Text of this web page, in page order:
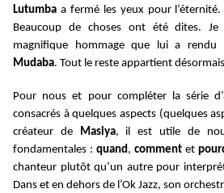
Lutumba a fermé les yeux pour l’éternité.
Beaucoup de choses ont été dites.
magnifique hommage que lui a rendu
Mudaba. Tout le reste appartient
Pour nous et pour compléter la série
consacrés à quelques aspects (quelques
créateur de Masiya, il est utile de
fondamentales : quand, comment et
chanteur plutôt qu’un autre pour
Dans et en dehors de l’Ok Jazz, son